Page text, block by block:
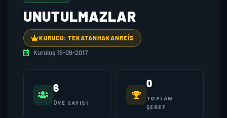
UNUTULMAZLAR
KURUCU: TEKATANHAKANREİS
Kuruluş 15-09-2017
6
ÜYE SAYISI
0
TOPLAM
ŞEREF